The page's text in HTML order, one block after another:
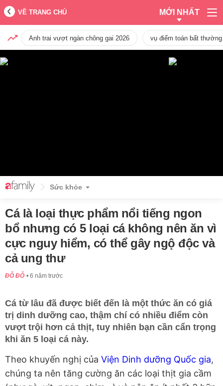
VỀ TRANG CHỦ MỚI NHẤT
Anh trai vượt ngàn chông gai 2026 vụ điểm toán bất
Sức khỏe
Cá là loại thực phẩm nổi tiếng ngon
bổ nhưng có 5 loại cá không nên ăn vì
cực nguy hiểm, có thể gây ngộ độc và
cả ung thư
ĐỖ ĐỖ 6 năm trước
Cá từ lâu đã được biết đến là một thức ăn có giá
trị dinh dưỡng cao, thậm chí có nhiều điểm còn
vượt trội hơn cả thịt, tuy nhiên bạn cần cẩn trọng
khi ăn 5 loại cá này.
Theo khuyến nghị của Viện Dinh dưỡng Quốc gia,
chúng ta nên tăng cường ăn các loại thịt gia cầm